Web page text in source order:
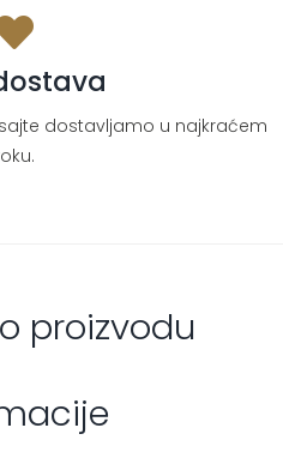
dostavljamo u najkraćem
proizvodu